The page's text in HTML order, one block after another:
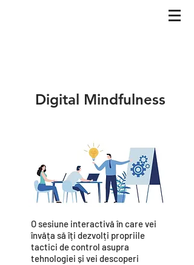
Digital Mindfulness
O sesiune interactivă în care vei
învăța să îți dezvolți propriile
tactici de control asupra
tehnologiei și vei descoperi